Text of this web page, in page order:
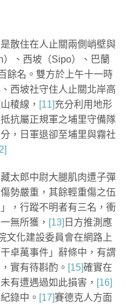
散住在人止關兩側峭壁與
）、西坡（Sipo）、巴蘭
餘名。雙方於上午十一時
西坡社守住人止關北岸高
稜線， [11]充分利用地形
抗屬正規軍之埔里守備隊
，日軍退卻至埔里與霧社
太郎中尉大腿肌肉遭子彈
勢嚴重，其餘輕重傷之伍
，行蹤不明者有三名，衝
無所獲， [13] 日方推測應
文化建設委員會在網路上
卓萬事件」辭條中，有謂
實有待斟酌。 [15]確實在
有遭遇過如此損害， [16]
錄中。 [17]賽德克人方面